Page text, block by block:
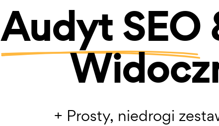
Audyt SEO
+ Prosty, niedrogi